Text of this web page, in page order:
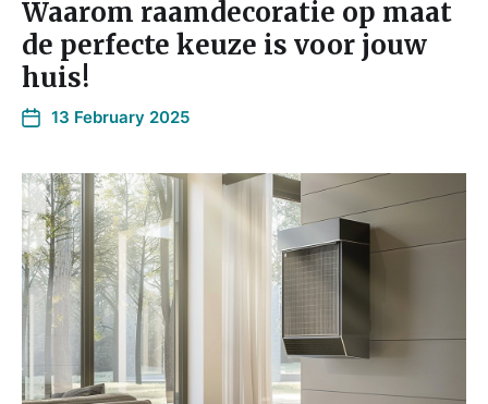
Waarom raamdecoratie op maat
de perfecte keuze is voor jouw
huis!
13 February 2025